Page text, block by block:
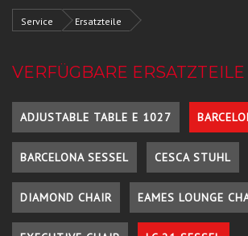
Service Ersatzteile
VERFÜGBARE ERSATZTEILE
ADJUSTABLE TABLE E 1027
BARCELONA SESSEL CESCA STUHL
DIAMOND CHAIR EAMES LOUNGE